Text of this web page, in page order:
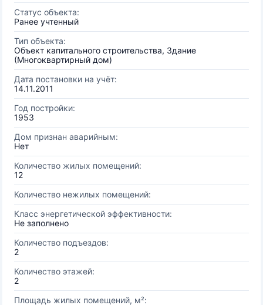
Статус объекта:
Ранее учтенный
Тип объекта:
Объект капитального строительства, Здание
(Многоквартирный дом)
Дата постановки на учёт:
14.11.2011
Год постройки:
1953
Дом признан аварийным:
Нет
Количество жилых помещений:
12
Количество нежилых помещений:
Класс энергетической эффективности:
Не заполнено
Количество подъездов:
2
Количество этажей:
2
Площадь жилых помещений, м²: